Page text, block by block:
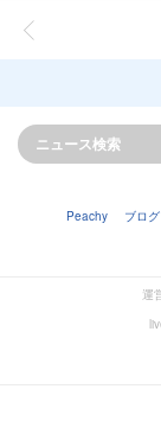
Peachy ブログ
運